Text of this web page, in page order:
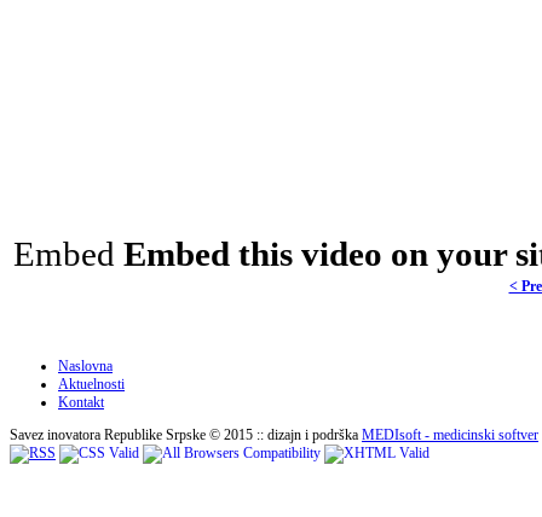
Embed Embed this video on your
<
Naslovna
Aktuelnosti
Kontakt
Savez inovatora Republike Srpske © 2015 :: dizajn i podrška MEDIsoft - medicinski softver